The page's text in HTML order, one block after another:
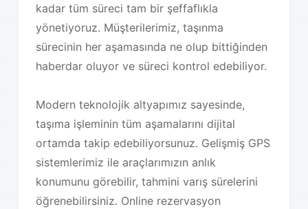
kadar tüm süreci tam bir şeffaflıkla
yönetiyoruz. Müşterilerimiz, taşınma
sürecinin her aşamasında ne olup bittiğinden
haberdar oluyor ve süreci kontrol edebiliyor.
Modern teknolojik altyapımız sayesinde,
taşıma işleminin tüm aşamalarını dijital
ortamda takip edebiliyorsunuz. Gelişmiş GPS
sistemlerimiz ile araçlarımızın anlık
konumunu görebilir, tahmini varış sürelerini
öğrenebilirsiniz. Online rezervasyon